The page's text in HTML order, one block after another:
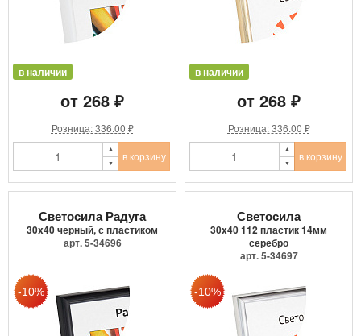
в наличии
от 268 ₽
Розница: 336.00 ₽
в корзину
в наличии
от 268 ₽
Розница: 336.00 ₽
в корзину
Светосила Радуга
30x40 черный, с пластиком
арт. 5-34696
Светосила
30x40 112 пластик 14мм
серебро
арт. 5-34697